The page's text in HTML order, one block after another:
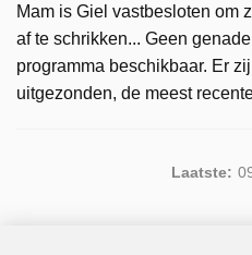
Mam is Giel vastbesloten om
af te schrikken... Geen
programma beschikbaar. Er
uitgezonden, de meest
Laatste: